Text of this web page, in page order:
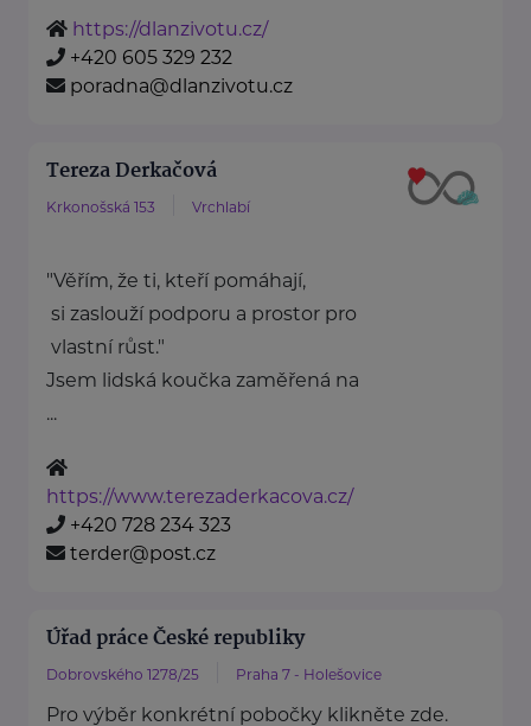
https://dlanzivotu.cz/
+420 605 329 232
poradna@dlanzivotu.cz
Tereza Derkačová
Krkonošská 153 Vrchlabí
"Věřím, že ti, kteří pomáhají,
si zaslouží podporu a prostor pro
vlastní růst."
Jsem lidská koučka zaměřená na
...
https://www.terezaderkacova.cz/
+420 728 234 323
terder@post.cz
Úřad práce České republiky
Dobrovského 1278/25 Praha 7 - Holešovice
Pro výběr konkrétní pobočky klikněte zde.